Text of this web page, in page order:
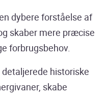
dybere forståelse af
skaber mere præcise
forbrugsbehov.
historiske
skabe